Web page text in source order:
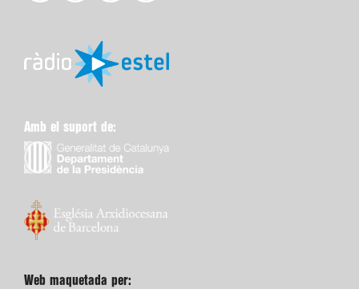
Amb el suport de:
Web maquetada per: